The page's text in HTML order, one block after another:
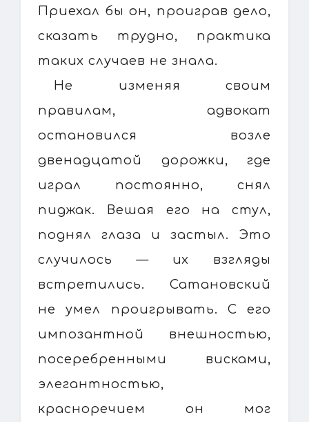
Приехал бы он, проиграв дело,
сказать трудно, практика
таких случаев не знала.
Не изменяя своим
правилам, адвокат
остановился возле
двенадцатой дорожки, где
играл постоянно, снял
пиджак. Вешая его на стул,
поднял глаза и застыл. Это
случилось — их взгляды
встретились. Сатановский
не умел проигрывать. С его
импозантной внешностью,
посеребренными висками,
элегантностью,
красноречием он мог